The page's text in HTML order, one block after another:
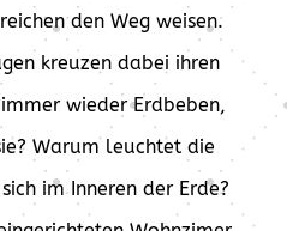
den Weg weisen.
kreuzen dabei ihren
wieder Erdbeben,
Warum leuchtet die
im Inneren der Erde?